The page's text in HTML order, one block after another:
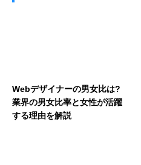
Webデザイナーの男女比は?
業界の男女比率と女性が活躍
する理由を解説